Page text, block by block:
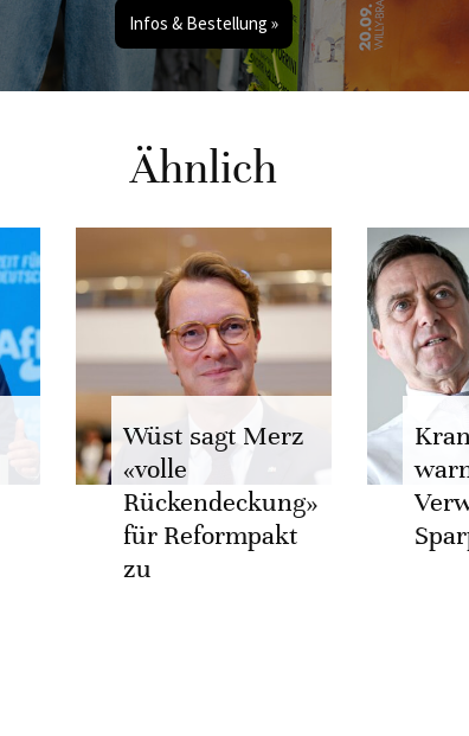
Infos & Bestellung »
Ähnlich
Wüst sagt Merz
«volle
Rückendeckung»
für Reformpakt
zu